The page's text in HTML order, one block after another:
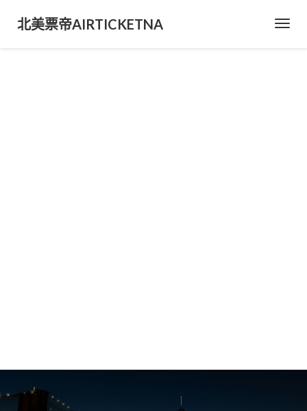
北美票帝AIRTICKETNA